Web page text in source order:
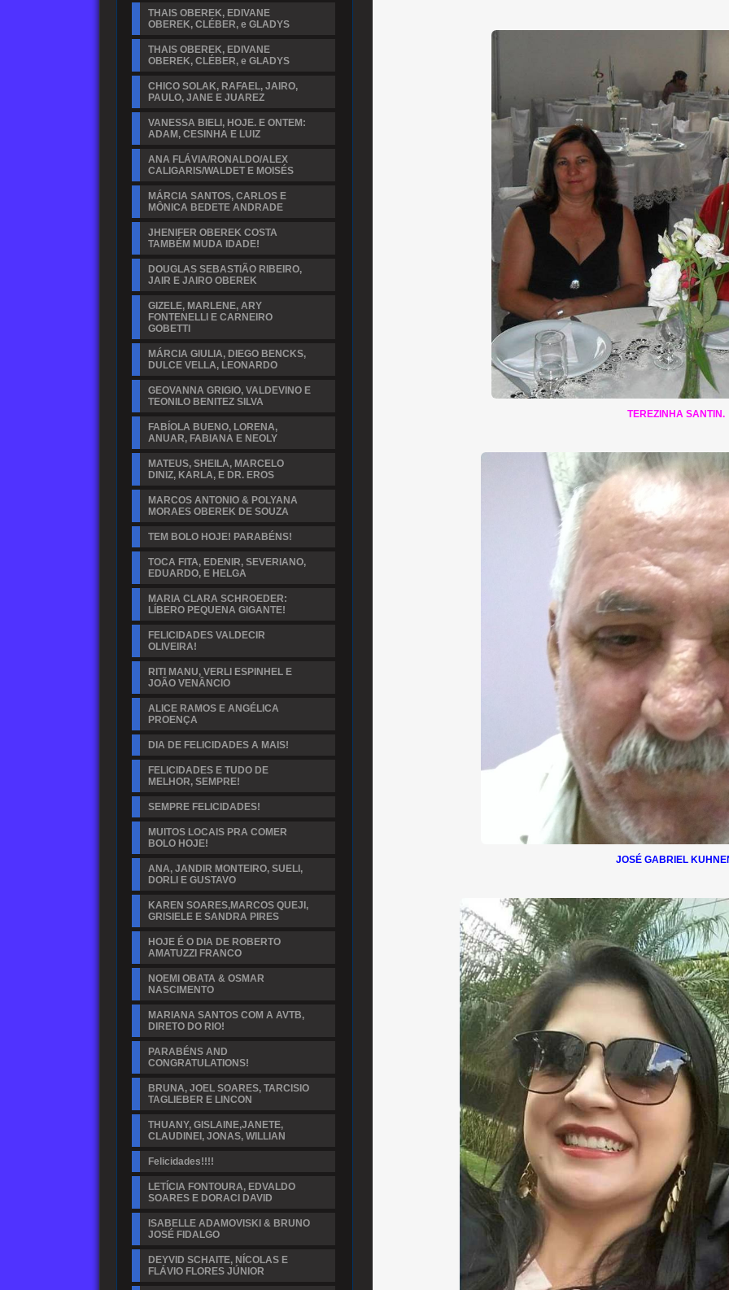
THAIS OBEREK, EDIVANE
OBEREK, CLÉBER, e GLADYS
THAIS OBEREK, EDIVANE
OBEREK, CLÉBER, e GLADYS
CHICO SOLAK, RAFAEL, JAIRO,
PAULO, JANE E JUAREZ
VANESSA BIELI, HOJE. E ONTEM:
ADAM, CESINHA E LUIZ
ANA FLÁVIA/RONALDO/ALEX
CALIGARIS/WALDET E MOISÉS
MÁRCIA SANTOS, CARLOS E
MÔNICA BEDETE ANDRADE
JHENIFER OBEREK COSTA
TAMBÉM MUDA IDADE!
DOUGLAS SEBASTIÃO RIBEIRO,
JAIR E JAIRO OBEREK
GIZELE, MARLENE, ARY
FONTENELLI E CARNEIRO
GOBETTI
MÁRCIA GIULIA, DIEGO BENCKS,
DULCE VELLA, LEONARDO
GEOVANNA GRIGIO, VALDEVINO E
TEONILO BENITEZ SILVA
FABÍOLA BUENO, LORENA,
ANUAR, FABIANA E NEOLY
MATEUS, SHEILA, MARCELO
DINIZ, KARLA, E DR. EROS
MARCOS ANTONIO & POLYANA
MORAES OBEREK DE SOUZA
TEM BOLO HOJE! PARABÉNS!
TOCA FITA, EDENIR, SEVERIANO,
EDUARDO, E HELGA
MARIA CLARA SCHROEDER:
LÍBERO PEQUENA GIGANTE!
FELICIDADES VALDECIR
OLIVEIRA!
RITI MANU, VERLI ESPINHEL E
JOÃO VENÂNCIO
ALICE RAMOS E ANGÉLICA
PROENÇA
DIA DE FELICIDADES A MAIS!
FELICIDADES E TUDO DE
MELHOR, SEMPRE!
SEMPRE FELICIDADES!
MUITOS LOCAIS PRA COMER
BOLO HOJE!
ANA, JANDIR MONTEIRO, SUELI,
DORLI E GUSTAVO
KAREN SOARES,MARCOS QUEJI,
GRISIELE E SANDRA PIRES
HOJE É O DIA DE ROBERTO
AMATUZZI FRANCO
NOEMI OBATA & OSMAR
NASCIMENTO
MARIANA SANTOS COM A AVTB,
DIRETO DO RIO!
PARABÉNS AND
CONGRATULATIONS!
BRUNA, JOEL SOARES, TARCISIO
TAGLIEBER E LINCON
THUANY, GISLAINE,JANETE,
CLAUDINEI, JONAS, WILLIAN
Felicidades!!!!
LETÍCIA FONTOURA, EDVALDO
SOARES E DORACI DAVID
ISABELLE ADAMOVISKI & BRUNO
JOSÉ FIDALGO
DEYVID SCHAITE, NÍCOLAS E
FLÁVIO FLORES JÚNIOR
TEREZINHA SANTIN.
JOSÉ GABRIEL